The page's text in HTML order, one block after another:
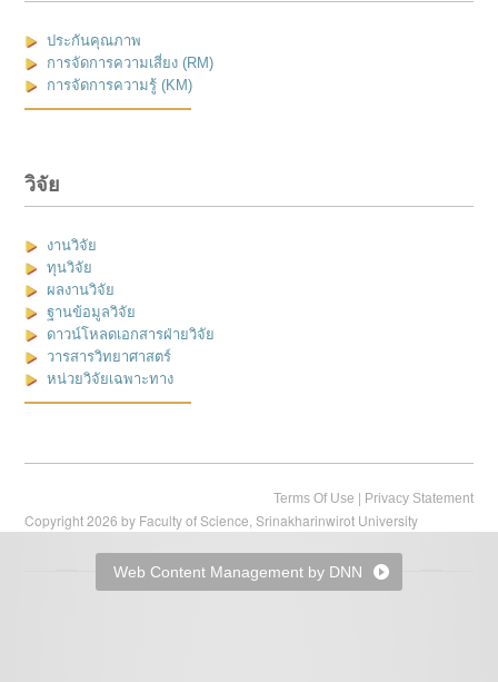
ประกันคุณภาพ
การจัดการความเสี่ยง (RM)
การจัดการความรู้ (KM)
วิจัย
งานวิจัย
ทุนวิจัย
ผลงานวิจัย
ฐานข้อมูลวิจัย
ดาวน์โหลดเอกสารฝ่ายวิจัย
วารสารวิทยาศาสตร์
หน่วยวิจัยเฉพาะทาง
Terms Of Use | Privacy Statement
Copyright 2026 by Faculty of Science, Srinakharinwirot University
Web Content Management by DNN